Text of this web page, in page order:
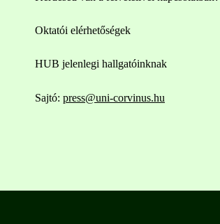
Oktatói elérhetőségek
HUB jelenlegi hallgatóinknak
Sajtó: press@uni-corvinus.hu